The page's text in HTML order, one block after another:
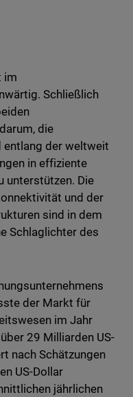
Reddit
im
Schließlich
die
entlang der weltweit
in effiziente
unterstützen. Die
und der
sind in dem
Schlaglichter des
der Markt für
im Jahr
29 Milliarden US-
nach Schätzungen
US-Dollar
jährlichen